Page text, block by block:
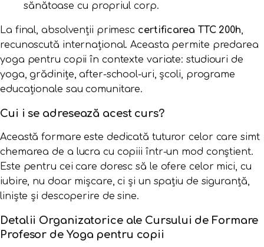
sănătoase cu propriul corp.
La final, absolvenții primesc certificarea TTC 200h,
recunoscută internațional. Aceasta permite predarea
yoga pentru copii în contexte variate: studiouri de
yoga, grădinițe, after-school-uri, școli, programe
educaționale sau comunitare.
Cui i se adresează acest curs?
Această formare este dedicată tuturor celor care simt
chemarea de a lucra cu copiii într-un mod conștient.
Este pentru cei care doresc să le ofere celor mici, cu
iubire, nu doar mișcare, ci și un spațiu de siguranță,
liniște și descoperire de sine.
Detalii Organizatorice ale Cursului de Formare
Profesor de Yoga pentru copii